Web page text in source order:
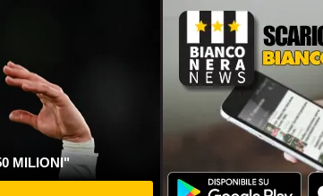
MILIONI"